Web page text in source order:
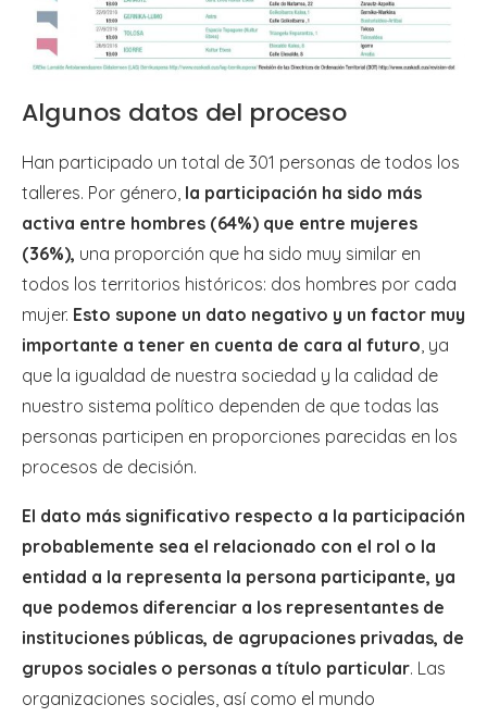
Algunos datos del proceso
Han participado un total de 301 personas de todos los
talleres. Por género, la participación ha sido más
activa entre hombres (64%) que entre mujeres
(36%), una proporción que ha sido muy similar en
todos los territorios históricos: dos hombres por cada
mujer. Esto supone un dato negativo y un factor muy
importante a tener en cuenta de cara al futuro, ya
que la igualdad de nuestra sociedad y la calidad de
nuestro sistema político dependen de que todas las
personas participen en proporciones parecidas en los
procesos de decisión.
El dato más significativo respecto a la participación
probablemente sea el relacionado con el rol o la
entidad a la representa la persona participante, ya
que podemos diferenciar a los representantes de
instituciones públicas, de agrupaciones privadas, de
grupos sociales o personas a título particular. Las
organizaciones sociales, así como el mundo